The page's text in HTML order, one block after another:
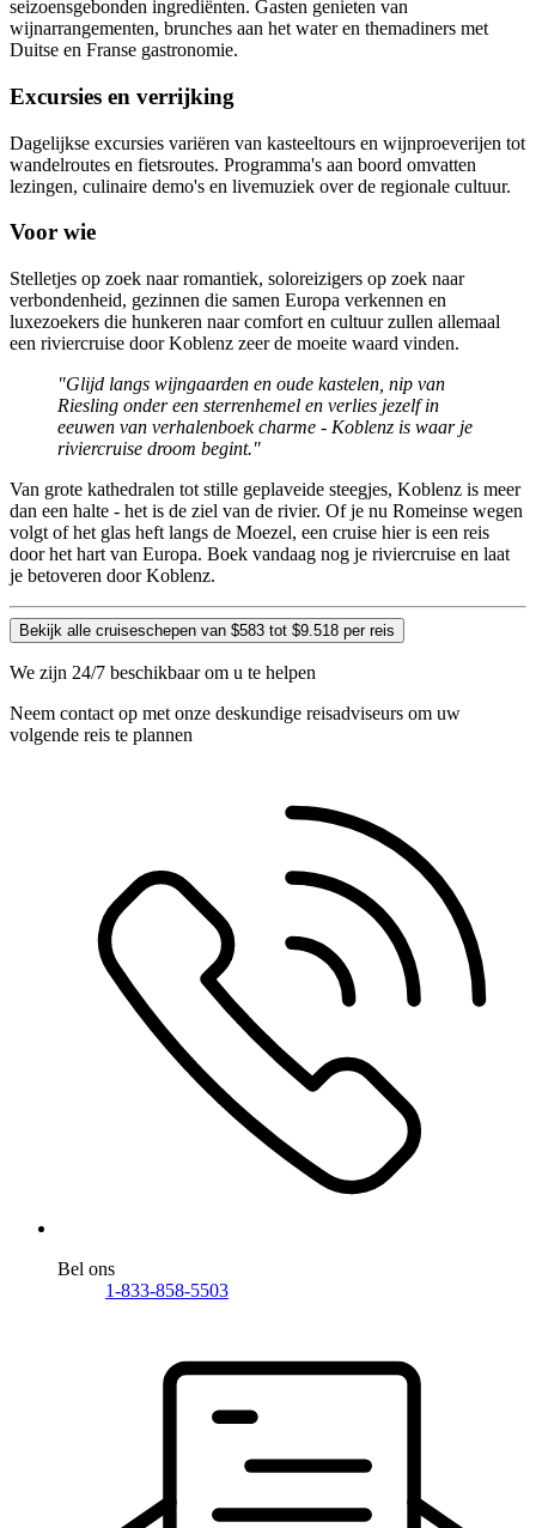
seizoensgebonden ingrediënten. Gasten genieten van
wijnarrangementen, brunches aan het water en themadiners met
Duitse en Franse gastronomie.
Excursies en verrijking
Dagelijkse excursies variëren van kasteeltours en wijnproeverijen tot
wandelroutes en fietsroutes. Programma's aan boord omvatten
lezingen, culinaire demo's en livemuziek over de regionale cultuur.
Voor wie
Stelletjes op zoek naar romantiek, soloreizigers op zoek naar
verbondenheid, gezinnen die samen Europa verkennen en
luxezoekers die hunkeren naar comfort en cultuur zullen allemaal
een riviercruise door Koblenz zeer de moeite waard vinden.
"Glijd langs wijngaarden en oude kastelen, nip van
Riesling onder een sterrenhemel en verlies jezelf in
eeuwen van verhalenboek charme - Koblenz is waar je
riviercruise droom begint."
Van grote kathedralen tot stille geplaveide steegjes, Koblenz is meer
dan een halte - het is de ziel van de rivier. Of je nu Romeinse wegen
volgt of het glas heft langs de Moezel, een cruise hier is een reis
door het hart van Europa. Boek vandaag nog je riviercruise en laat
je betoveren door Koblenz.
Bekijk alle cruiseschepen van $583 tot $9.518 per reis
We zijn 24/7 beschikbaar om u te helpen
Neem contact op met onze deskundige reisadviseurs om uw
volgende reis te plannen
Bel ons
1-833-858-5503